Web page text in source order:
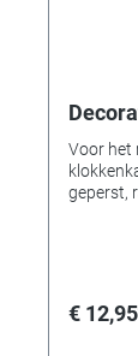
Voor het
klokkenkasten,
geperst,
€